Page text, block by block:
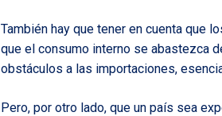
También hay que tener en cuenta que
que el consumo interno se abastezca
obstáculos a las importaciones,
Pero, por otro lado, que un país sea